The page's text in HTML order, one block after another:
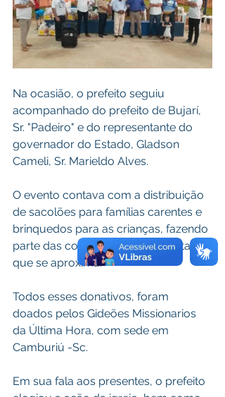
Na ocasião, o prefeito seguiu
acompanhado do prefeito de Bujarí,
Sr. "Padeiro" e do representante do
governador do Estado, Gladson
Cameli, Sr. Marieldo Alves.
O evento contava com a distribuição
de sacolões para famílias carentes e
brinquedos para as crianças, fazendo
parte das comemorações do natal
que se aproxima.
Todos esses donativos, foram
doados pelos Gideões Missionarios
da Última Hora, com sede em
Camburiú -Sc.
Em sua fala aos presentes, o prefeito